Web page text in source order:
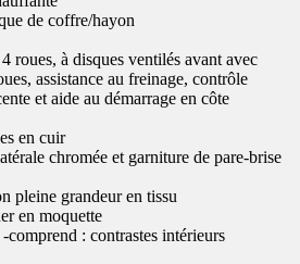
de coffre/hayon
roues, à disques ventilés avant avec
assistance au freinage, contrôle
et aide au démarrage en côte
en cuir
chromée et garniture de pare-brise
pleine grandeur en tissu
en moquette
comprend : contrastes intérieurs